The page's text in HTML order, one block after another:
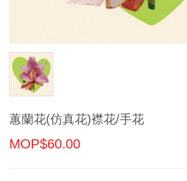
蕙蘭花(仿真花)襟花/手花
MOP$60.00